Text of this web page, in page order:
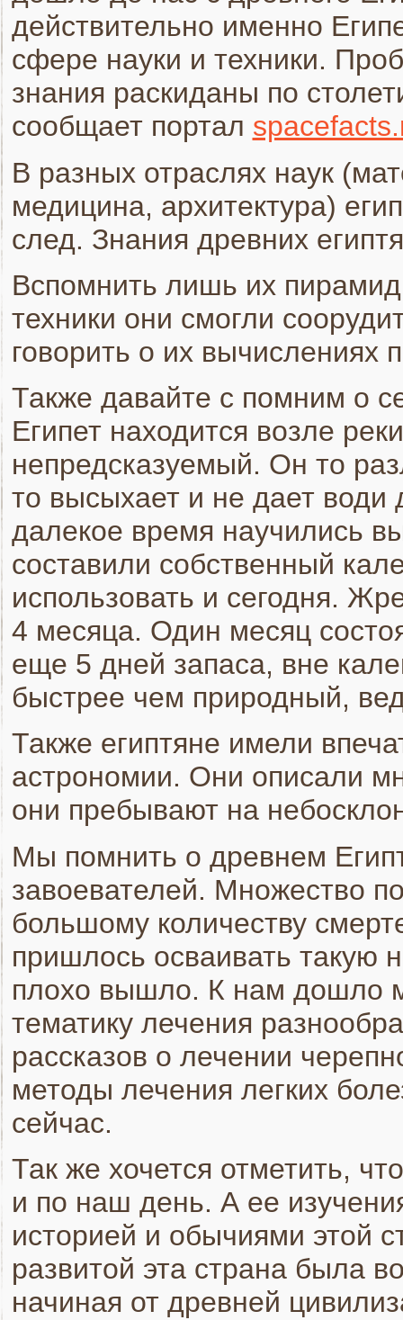
действительно именно
сфере науки и техники.
знания раскиданы по
сообщает портал
В разных отраслях наук
медицина, архитектура)
след. Знания древних
Вспомнить лишь их
техники они смогли
говорить о их вычислениях
Также давайте с помним о
Египет находится возле
непредсказуемый. Он то
то высыхает и не дает
далекое время научились
составили собственный
использовать и сегодня.
4 месяца. Один месяц
еще 5 дней запаса, вне
быстрее чем природный,
Также египтяне имели
астрономии. Они описали
они пребывают на
Мы помнить о древнем
завоевателей. Множество
большому количеству
пришлось осваивать такую
плохо вышло. К нам дошло
тематику лечения
рассказов о лечении
методы лечения легких
сейчас.
Так же хочется отметить,
и по наш день. А ее
историей и обычиями этой
развитой эта страна была
начиная от древней